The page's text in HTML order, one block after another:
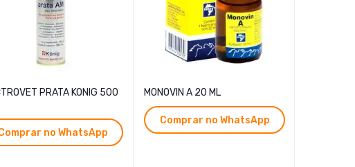
PRATA KONIG 500
no WhatsApp
MONOVIN A 20 ML
Comprar no WhatsApp